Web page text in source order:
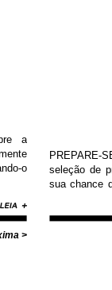
a
o
>
PREPARE-
seleção de
sua chance
Diamond,